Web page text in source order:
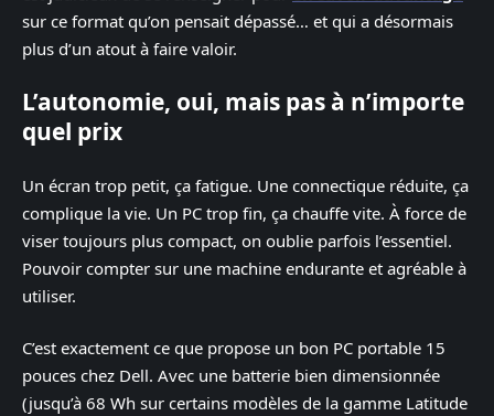
sur ce format qu’on pensait dépassé… et qui a désormais
plus d’un atout à faire valoir.
L’autonomie, oui, mais pas à n’importe
quel prix
Un écran trop petit, ça fatigue. Une connectique réduite, ça
complique la vie. Un PC trop fin, ça chauffe vite. À force de
viser toujours plus compact, on oublie parfois l’essentiel.
Pouvoir compter sur une machine endurante et agréable à
utiliser.
C’est exactement ce que propose un bon PC portable 15
pouces chez Dell. Avec une batterie bien dimensionnée
(jusqu’à 68 Wh sur certains modèles de la gamme Latitude